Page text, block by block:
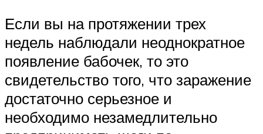
Если вы на протяжении трех
недель наблюдали неоднократное
появление бабочек, то это
свидетельство того, что заражение
достаточно серьезное и
необходимо незамедлительно